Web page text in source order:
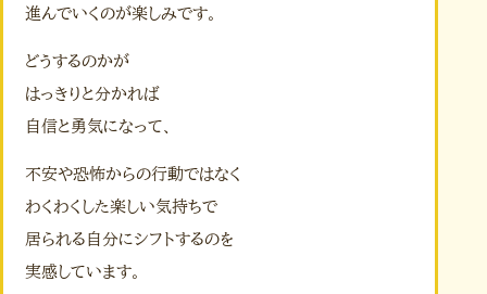
進んでいくのが楽しみです。
どうするのかが
はっきりと分かれば
自信と勇気になって、
不安や恐怖からの行動ではなく
わくわくした楽しい気持ちで
居られる自分にシフトするのを
実感しています。